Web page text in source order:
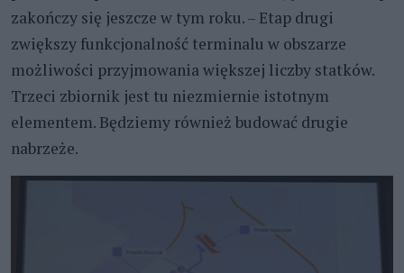
zakończy się jeszcze w tym roku. – Etap drugi
zwiększy funkcjonalność terminalu w obszarze
możliwości przyjmowania większej liczby statków.
Trzeci zbiornik jest tu niezmiernie istotnym
elementem. Będziemy również budować drugie
nabrzeże.